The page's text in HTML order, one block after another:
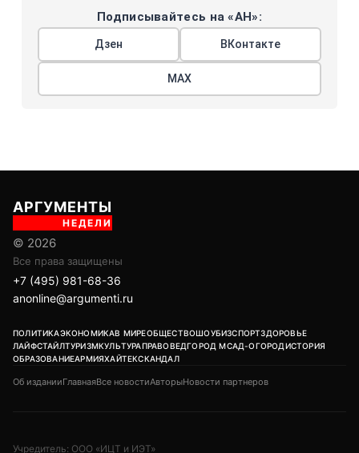
Подписывайтесь на «АН»:
Дзен ВКонтакте
МАХ
АРГУМЕНТЫ
НЕДЕЛИ
© 2026
Все права защищены
+7 (495) 981-68-36
anonline@argumenti.ru
ПОЛИТИКАЭКОНОМИКАВ МИРЕОБЩЕСТВОШОУБИЗСПОРТЗДОРОВЬЕ
ЛАЙФСТАЙЛТУРИЗМКУЛЬТУРАПРАВОВЕДГОРОД МСАД-ОГОРОДИСТОРИЯ
ОБРАЗОВАНИЕАРМИЯХАЙТЕКСКАНДАЛ
Об изданииГлавнаяВсе новостиАвторыНовости партнеров
Учредитель: ООО «ИЦТ и ИЭТ»